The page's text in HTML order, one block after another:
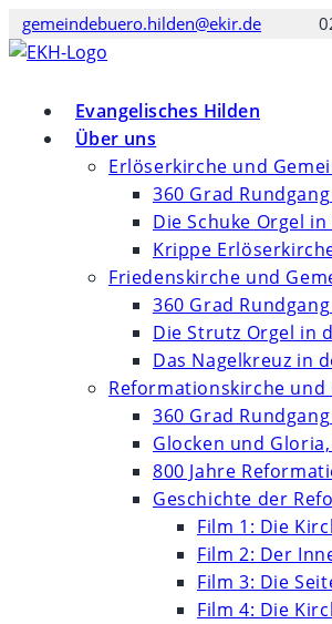
Zum
Inhalt
gemeindebuero.hilden@ekir.de
Evangelisches Hilden
Über uns
Erlöserkirche und
360 Grad
Die Schuke Orgel
Krippe
Friedenskirche und
360 Grad
Die Strutz Orgel in
Das Nagelkreuz in
Reformationskirche und
360 Grad
Glocken und
800 Jahre
Geschichte der
Film 1: Die
Film 2: Der
Film 3: Die
Film 4: Die